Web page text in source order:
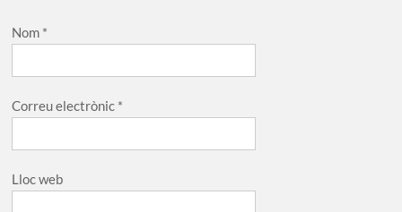
Nom *
Correu electrònic *
Lloc web